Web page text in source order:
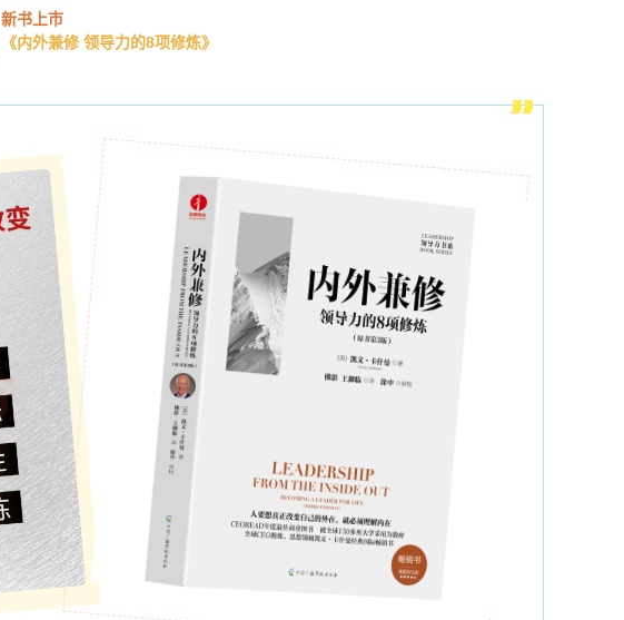
新书上市
《内外兼修 领导力的8项修炼》